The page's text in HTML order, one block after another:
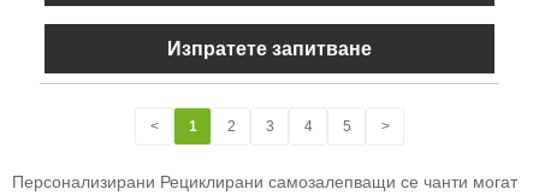
Изпратете запитване
< 1 2 3 4 5 >
Персонализирани Рециклирани самозалепващи се чанти могат